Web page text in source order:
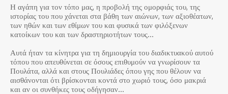
Η αγάπη για τον τόπο μας, η προβολή της ομορφιάς του, της
ιστορίας του που χάνεται στα βάθη των αιώνων, των αξιοθέατων,
των ηθών και των εθίμων του και φυσικά των φιλόξενων
κατοίκων του και των δραστηριοτήτων τους…
Αυτά ήταν τα κίνητρα για τη δημιουργία του διαδικτυακού αυτού
τόπου που απευθύνεται σε όσους επιθυμούν να γνωρίσουν τα
Πουλάτα, αλλά και στους Πουλιάδες όπου γης που θέλουν να
αισθάνονται ότι βρίσκονται κοντά στο χωριό τους, όσο μακριά
και αν οι συνθήκες τους οδήγησαν…